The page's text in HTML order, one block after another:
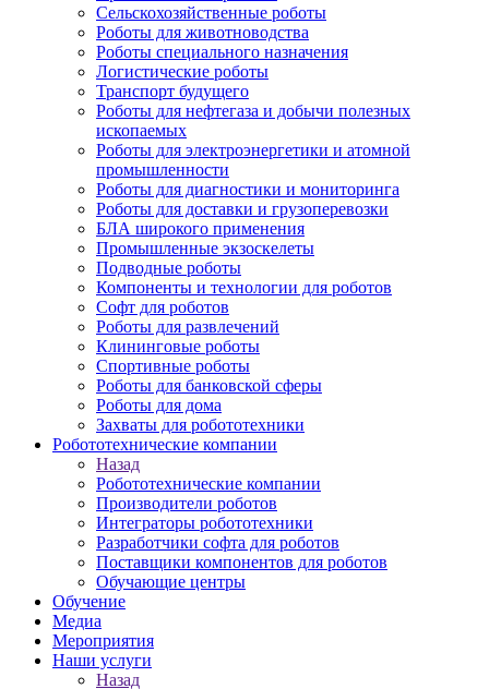
Сельскохозяйственные роботы
Роботы для животноводства
Роботы специального назначения
Логистические роботы
Транспорт будущего
Роботы для нефтегаза и добычи полезных
ископаемых
Роботы для электроэнергетики и атомной
промышленности
Роботы для диагностики и мониторинга
Роботы для доставки и грузоперевозки
БЛА широкого применения
Промышленные экзоскелеты
Подводные роботы
Компоненты и технологии для роботов
Софт для роботов
Роботы для развлечений
Клининговые роботы
Спортивные роботы
Роботы для банковской сферы
Роботы для дома
Захваты для робототехники
Робототехнические компании
Назад
Робототехнические компании
Производители роботов
Интеграторы робототехники
Разработчики софта для роботов
Поставщики компонентов для роботов
Обучающие центры
Обучение
Медиа
Мероприятия
Наши услуги
Назад